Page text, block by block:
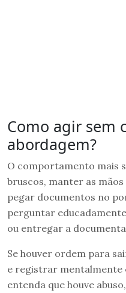
Como agir sem
abordagem?
O comportamento mais
bruscos, manter as
pegar documentos no
perguntar
ou entregar a
Se houver ordem para
e registrar mentalmente
entenda que houve